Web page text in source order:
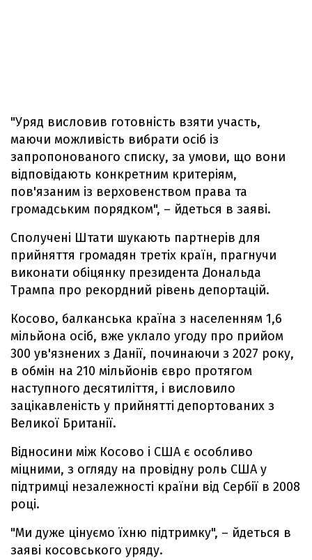
"Уряд висловив готовність взяти участь,
маючи можливість вибрати осіб із
запропонованого списку, за умови, що вони
відповідають конкретним критеріям,
пов'язаним із верховенством права та
громадським порядком", – йдеться в заяві.
Сполучені Штати шукають партнерів для
прийняття громадян третіх країн, прагнучи
виконати обіцянку президента Дональда
Трампа про рекордний рівень депортацій.
Косово, балканська країна з населенням 1,6
мільйона осіб, вже уклало угоду про прийом
300 ув'язнених з Данії, починаючи з 2027 року,
в обмін на 210 мільйонів євро протягом
наступного десятиліття, і висловило
зацікавленість у прийнятті депортованих з
Великої Британії.
Відносини між Косово і США є особливо
міцними, з огляду на провідну роль США у
підтримці незалежності країни від Сербії в 2008
році.
"Ми дуже цінуємо їхню підтримку", – йдеться в
заяві косовського уряду.